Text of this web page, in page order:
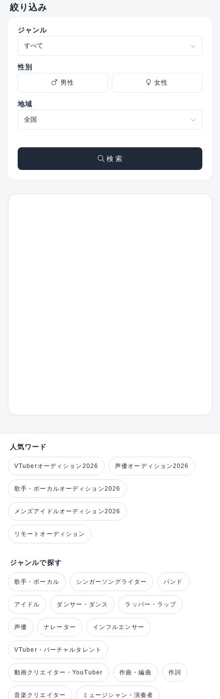
絞り込み
ジャンル
性別
男性 女性
地域
検 索
人気ワード
VTuberオーディション2026 声優オーディション2026
歌手・ボーカルオーディション2026
メンズアイドルオーディション2026
リモートオーディション
ジャンルで探す
歌手・ボーカル シンガーソングライター バンド
アイドル ダンサー・ダンス ラッパー・ラップ
声優 ナレーター インフルエンサー
VTuber・バーチャルタレント
動画クリエイター・YouTuber 作曲・編曲 作詞
音楽クリエイター ミュージシャン・演奏者